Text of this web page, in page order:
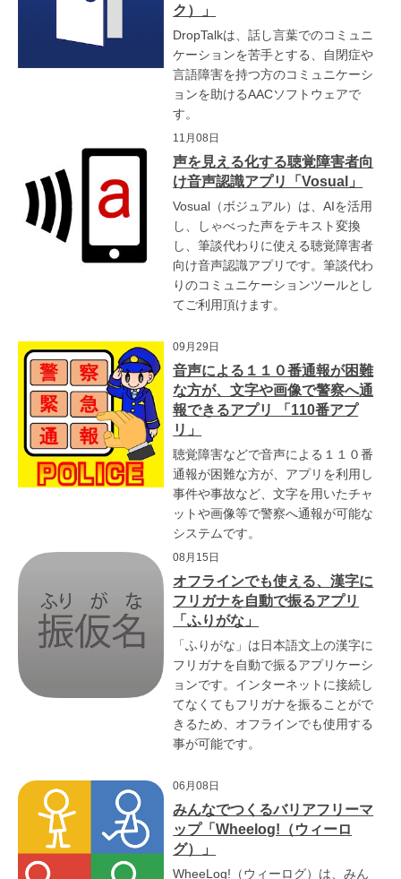
ク）」
DropTalkは、話し言葉でのコミュニ
ケーションを苦手とする、自閉症や
言語障害を持つ方のコミュニケーシ
ョンを助けるAACソフトウェアで
す。
11月08日
声を見える化する聴覚障害者向
け音声認識アプリ「Vosual」
Vosual（ボジュアル）は、AIを活用
し、しゃべった声をテキスト変換
し、筆談代わりに使える聴覚障害者
向け音声認識アプリです。筆談代わ
りのコミュニケーションツールとし
てご利用頂けます。
09月29日
音声による１１０番通報が困難
な方が、文字や画像で警察へ通
報できるアプリ 「110番アプ
リ」
聴覚障害などで音声による１１０番
通報が困難な方が、アプリを利用し
事件や事故など、文字を用いたチャ
ットや画像等で警察へ通報が可能な
システムです。
08月15日
オフラインでも使える、漢字に
フリガナを自動で振るアプリ
「ふりがな」
「ふりがな」は日本語文上の漢字に
フリガナを自動で振るアプリケーシ
ョンです。インターネットに接続し
てなくてもフリガナを振ることがで
きるため、オフラインでも使用する
事が可能です。
06月08日
みんなでつくるバリアフリーマ
ップ「Wheelog!（ウィーロ
グ）」
WheeLog!（ウィーログ）は、みん